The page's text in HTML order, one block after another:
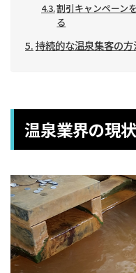
割引キャンペーン
る
持続的な温泉集客の
温泉業界の現